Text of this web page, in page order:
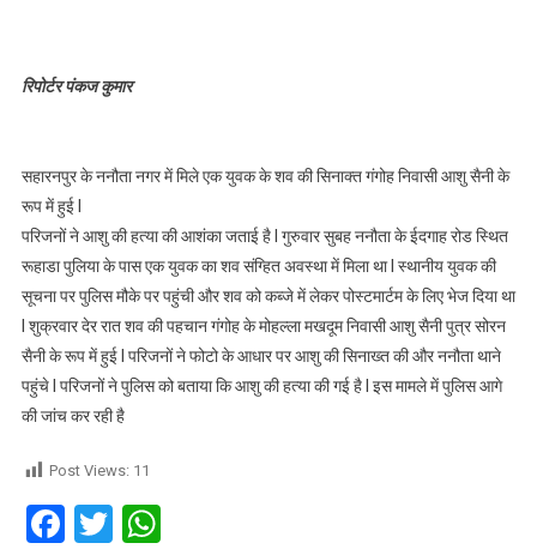
रिपोर्टर पंकज कुमार
सहारनपुर के ननौता नगर में मिले एक युवक के शव की सिनाक्त गंगोह निवासी आशु सैनी के
रूप में हुई l
परिजनों ने आशु की हत्या की आशंका जताई है l गुरुवार सुबह ननौता के ईदगाह रोड स्थित
रूहाडा पुलिया के पास एक युवक का शव संग्हित अवस्था में मिला था l स्थानीय युवक की
सूचना पर पुलिस मौके पर पहुंची और शव को कब्जे में लेकर पोस्टमार्टम के लिए भेज दिया था
l शुक्रवार देर रात शव की पहचान गंगोह के मोहल्ला मखदूम निवासी आशु सैनी पुत्र सोरन
सैनी के रूप में हुई l परिजनों ने फोटो के आधार पर आशु की सिनाख्त की और ननौता थाने
पहुंचे l परिजनों ने पुलिस को बताया कि आशु की हत्या की गई है l इस मामले में पुलिस आगे
की जांच कर रही है
Post Views: 11
Facebook
Twitter